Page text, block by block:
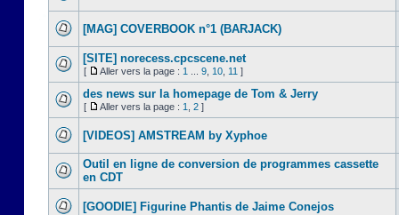
[MAG] COVERBOOK n°1 (BARJACK)
[SITE] norecess.cpcscene.net
[ Aller vers la page : 1 9 10 11 ]
des news sur la homepage de Tom & Jerry
[ Aller vers la page : 1 2 ]
[VIDEOS] AMSTREAM by Xyphoe
Outil en ligne de conversion de programmes cassette
en CDT
[GOODIE] Figurine Phantis de Jaime Conejos